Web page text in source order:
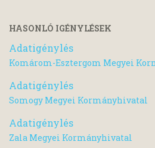
HASONLÓ IGÉNYLÉSEK
Adatigénylés
Komárom-Esztergom Megyei
Adatigénylés
Somogy Megyei Kormányhivatal
Adatigénylés
Zala Megyei Kormányhivatal